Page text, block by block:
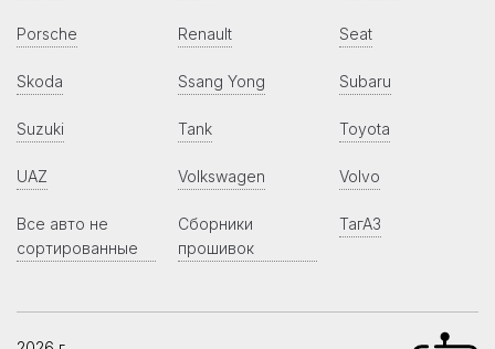
Porsche Renault Seat
Skoda Ssang Yong Subaru
Suzuki Tank Toyota
UAZ Volkswagen Volvo
Все авто не
сортированные
Сборники
прошивок
ТагАЗ